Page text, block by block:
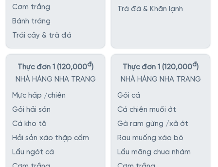
Cơm trắng
Bánh tráng
Trái cây & trà đá
Trà đá & Khăn lạnh
Thực đơn 1 (120,000đ)
NHÀ HÀNG NHA TRANG
Mực hấp /chiên
Gỏi hải sản
Cá kho tộ
Hải sản xào thập cẩm
Lẩu ngót cá
Thực đơn 1 (120,000đ)
NHÀ HÀNG NHA TRANG
Gỏi cá
Cá chiên muối ớt
Gà ram gừng /xã ớt
Rau muống xào bò
Lẩu măng chua nhám